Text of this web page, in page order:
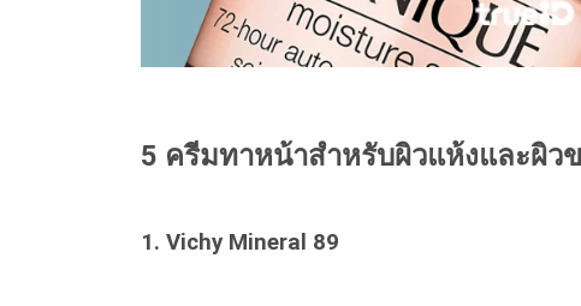
5 ครีมทาหน้าสำหรับผิวแห้งและผิว
1. Vichy Mineral 89